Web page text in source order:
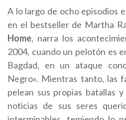
A lo largo de ocho episodios
en el bestseller de Martha
Home, narra los
2004, cuando un pelotón es
Bagdad, en un ataque
Negro». Mientras tanto, las
pelean sus propias batallas
noticias de sus seres